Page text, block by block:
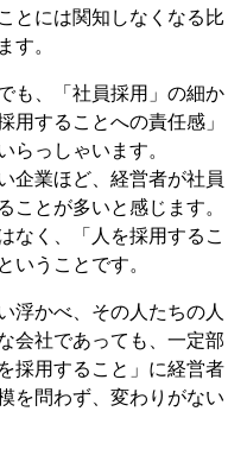
とには関知しなくなる比
す。
も、「社員採用」の細か
用することへの責任感」
らっしゃいます。
企業ほど、経営者が社員
ことが多いと感じます。
なく、「人を採用するこ
いうことです。
浮かべ、その人たちの人
会社であっても、一定部
採用すること」に経営者
を問わず、変わりがない